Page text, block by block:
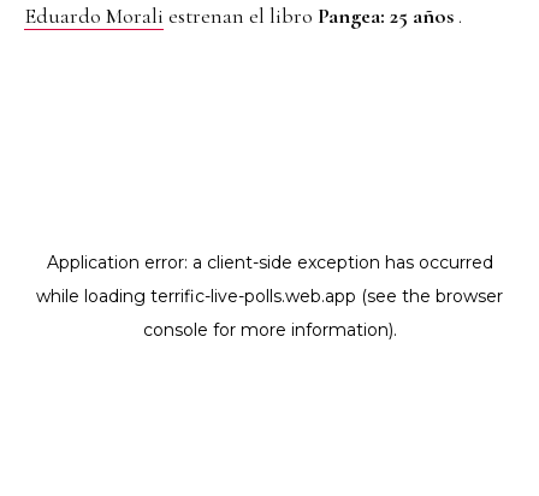
Eduardo Morali estrenan el libro Pangea: 25 años.